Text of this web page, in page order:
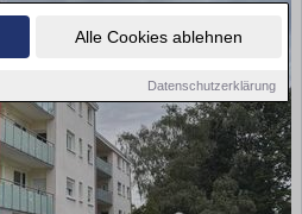
Alle Cookies ablehnen
Datenschutzerklärung